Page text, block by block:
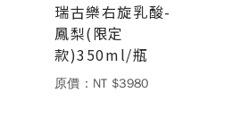
瑞古樂右旋乳酸-
鳳梨(限定
款)350ml/瓶
原價：NT $3980
登入